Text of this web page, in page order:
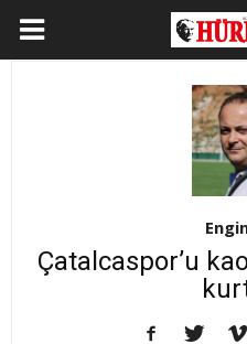
Çatalcaspor’u